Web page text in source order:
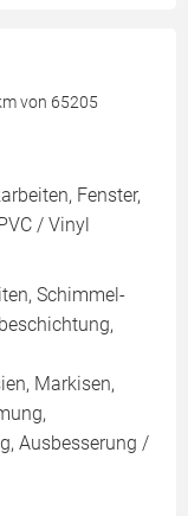
von 65205
Fenster,
/ Vinyl
Schimmel-
Markisen,
Ausbesserung /